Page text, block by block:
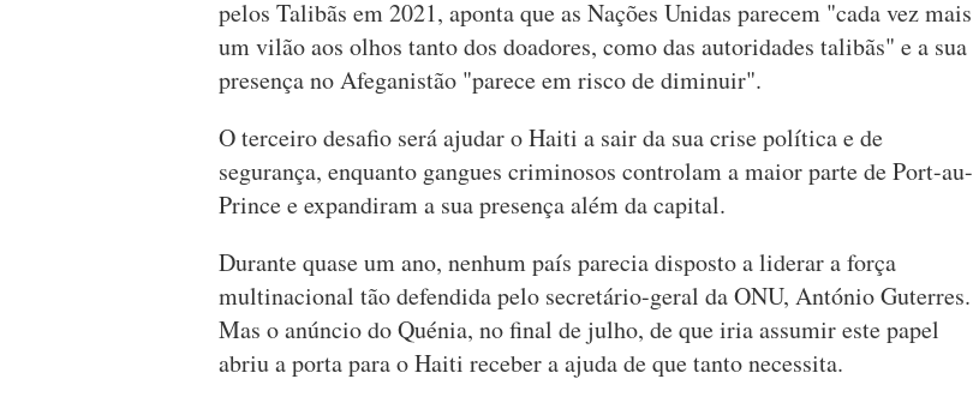
pelos Talibãs em 2021, aponta que as Nações Unidas parecem "cada vez mais
um vilão aos olhos tanto dos doadores, como das autoridades talibãs" e a sua
presença no Afeganistão "parece em risco de diminuir".
O terceiro desafio será ajudar o Haiti a sair da sua crise política e de
segurança, enquanto gangues criminosos controlam a maior parte de Port-au-
Prince e expandiram a sua presença além da capital.
Durante quase um ano, nenhum país parecia disposto a liderar a força
multinacional tão defendida pelo secretário-geral da ONU, António Guterres.
Mas o anúncio do Quénia, no final de julho, de que iria assumir este papel
abriu a porta para o Haiti receber a ajuda de que tanto necessita.